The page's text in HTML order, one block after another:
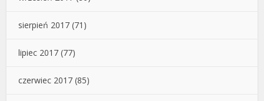
sierpień 2017 (71)
lipiec 2017 (77)
czerwiec 2017 (85)